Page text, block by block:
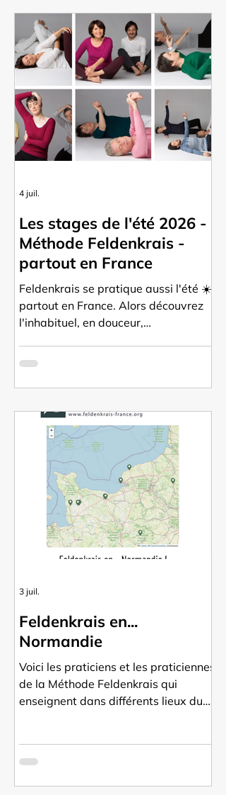
Les stages de l'été 2026 -
Méthode Feldenkrais -
partout en France
Feldenkrais se pratique aussi l'été ☀️,
partout en France. Alors découvrez
l'inhabituel, en douceur,
stages de l'été 2026 de la Méthode
les enseignants membres de
l'association Feldenkrais France.
4 juil.
Feldenkrais en...
Normandie
Voici les praticiens et les praticiennes
de la Méthode Feldenkrais qui
enseignent dans différents lieux du
les contacter directement.
3 juil.